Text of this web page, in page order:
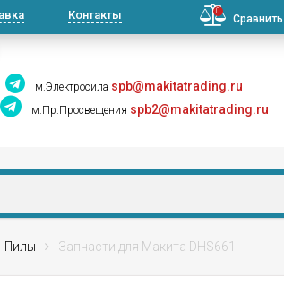
Контакты 0
Сравнить
м.Электросила spb@makitatrading.ru
м.Пр.Просвещения spb2@makitatrading.ru
Пилы Запчасти для Макита DHS661